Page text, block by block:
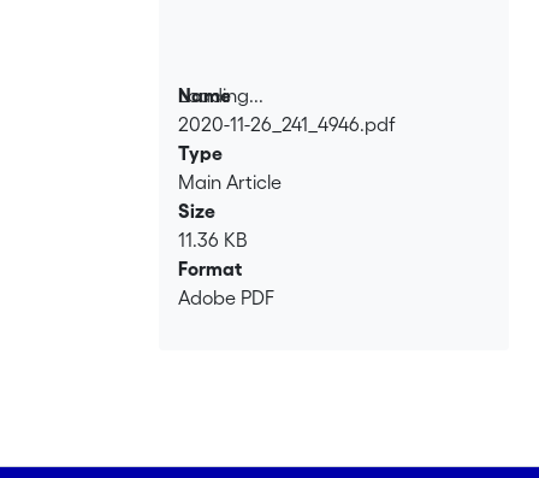
Loading...
Loading...
Name
2020-11-26_241_4946.pdf
Type
Main Article
Size
11.36 KB
Format
Adobe PDF